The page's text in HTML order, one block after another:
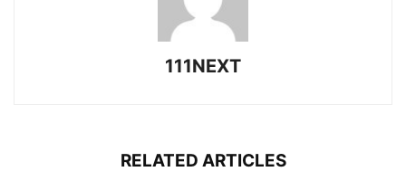
111NEXT
RELATED ARTICLES